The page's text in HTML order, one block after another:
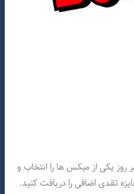
روز یکی از میکس ها را انتخاب و
تقدی اضافی را دریافت کنید.